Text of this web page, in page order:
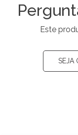
Este
SEJA